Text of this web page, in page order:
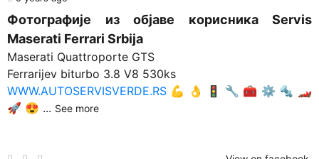
Фотографије из објаве корисника Servis
Maserati Ferrari Srbija
Maserati Quattroporte GTS
Ferrarijev biturbo 3.8 V8 530ks
WWW.AUTOSERVISVERDE.RS 💪 👌 🚦 🔧 🧰 ⚙️ 🔩 🏎️
🚀 😍 ... See more